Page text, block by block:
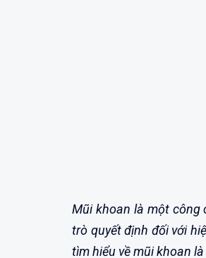
Mũi khoan là một công
trò quyết định đối với
tìm hiểu về mũi khoan